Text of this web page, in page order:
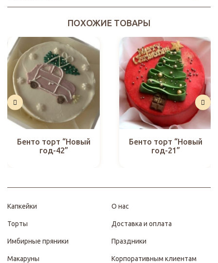
ПОХОЖИЕ ТОВАРЫ
Бенто торт “Новый
год-42”
Бенто торт “Новый
год-21”
Капкейки
Торты
Имбирные пряники
Макаруны
О нас
Доставка и оплата
Праздники
Корпоративным клиентам